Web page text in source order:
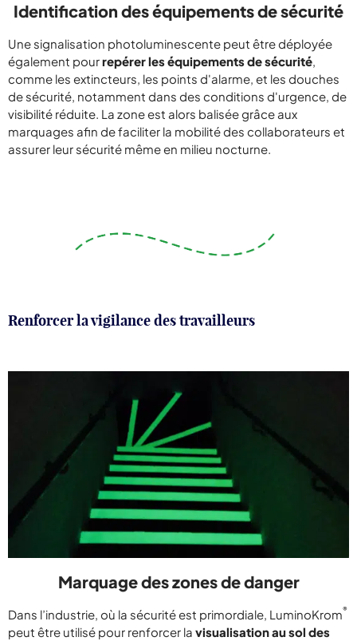
Identification des équipements de sécurité
Une signalisation photoluminescente peut être déployée
également pourrepérer les équipements de sécurité,
comme les extincteurs, les points d'alarme, et les douches
de sécurité, notamment dans des conditions d'urgence, de
visibilité réduite. La zone est alors balisée grâce aux
marquages afin de faciliter la mobilité des collaborateurs et
assurer leur sécurité même en milieu nocturne.
Renforcer la vigilance des travailleurs
Marquage des zones de danger
Dans l’industrie, où la sécurité est primordiale, LuminoKrom®
peut être utilisé pour renforcer la visualisation au sol des